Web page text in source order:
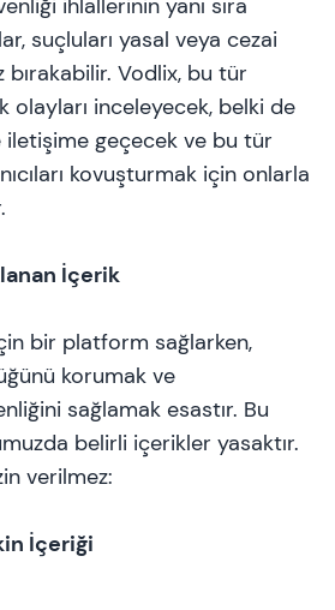
ihlallerinin yanı sıra
suçluları yasal veya cezai
Vodlix, bu tür
olayları inceleyecek, belki de
geçecek ve bu tür
kovuşturmak için onlarla
İçerik
bir platform sağlarken,
korumak ve
sağlamak esastır. Bu
belirli içerikler yasaktır.
verilmez:
İçeriği